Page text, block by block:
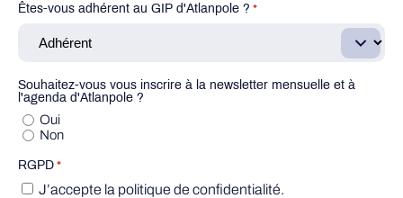
Êtes-vous adhérent au GIP d'Atlanpole ? *
Souhaitez-vous vous inscrire à la newsletter mensuelle et à
l'agenda d'Atlanpole ?
Oui
Non
RGPD *
J’accepte la politique de confidentialité.